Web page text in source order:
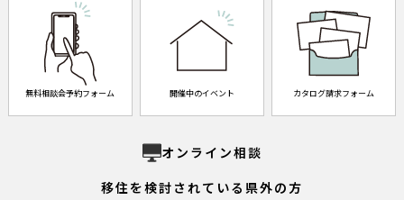
無料相談会予約フォーム 開催中のイベント カタログ請求フォーム
オンライン相談
移住を検討されている県外の方